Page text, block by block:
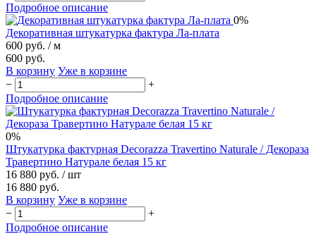
Подробное описание
0%
Декоративная штукатурка фактура Ла-плата
600 руб. / м
600 руб.
В корзину Уже в корзине
−
+
Подробное описание
0%
Штукатурка фактурная Decorazza Travertino Naturale / Декораза
Травертино Натурале белая 15 кг
16 880 руб. / шт
16 880 руб.
В корзину Уже в корзине
−
+
Подробное описание